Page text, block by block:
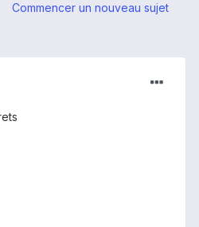
Commencer un nouveau sujet